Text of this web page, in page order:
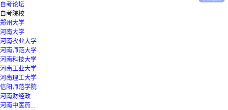
自考论坛
自考院校
郑州大学
河南大学
河南农业大学
河南师范大学
河南科技大学
河南工业大学
河南理工大学
信阳师范学院
河南财经政...
河南中医药...